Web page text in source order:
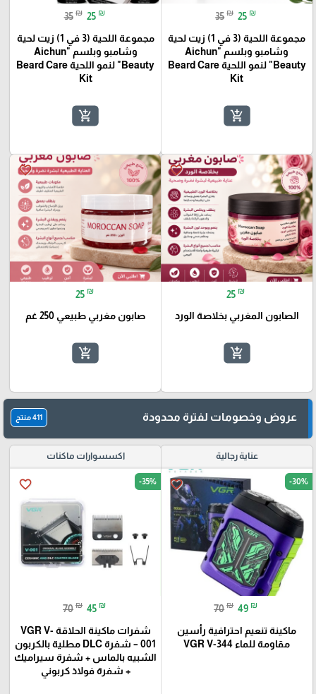
🎓
35 ₪ 25 ₪
مجموعة اللحية (3 في 1) زيت لحية
وشامبو وبلسم "Aichun
Beauty" لنمو اللحية Beard Care
Kit
add_shopping_cart
35 ₪ 25 ₪
مجموعة اللحية (3 في 1) زيت لحية
وشامبو وبلسم "Aichun
Beauty" لنمو اللحية Beard Care
Kit
add_shopping_cart
favorite_border
25 ₪
الصابون المغربي بخلاصة الورد
add_shopping_cart
favorite_border
25 ₪
صابون مغربي طبيعي 250 غم
add_shopping_cart
عروض وخصومات لفترة محدودة 411 منتج
عناية رجالية
favorite_border -30%
70 ₪ 49 ₪
ماكينة تنعيم احترافية رأسين
مقاومة للماء VGR V-344
اكسسوارات ماكنات
favorite_border -35%
70 ₪ 45 ₪
شفرات ماكينة الحلاقة VGR V-
001 – شفرة DLC مطلية بالكربون
الشبيه بالماس + شفرة سيراميك
+ شفرة فولاذ كربوني